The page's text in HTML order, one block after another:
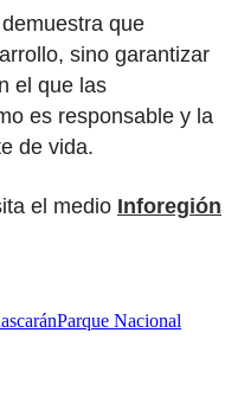
que
sino garantizar
el que las
es responsable y la
de vida.
el medio Inforegión
Parque Nacional